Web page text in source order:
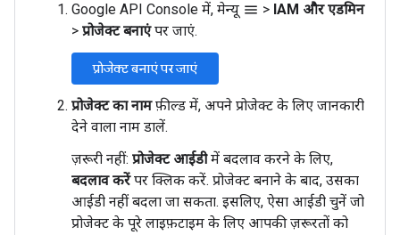
Google API Console में, मेन्यू menu > IAM और एडमिन
> प्रोजेक्ट बनाएंपर जाएं.
प्रोजेक्ट बनाएं पर जाएं
प्रोजेक्ट का नामफ़ील्ड में, अपने प्रोजेक्ट के लिए जानकारी
देने वाला नाम डालें.
ज़रूरी नहीं: प्रोजेक्ट आईडीमें बदलाव करने के लिए,
बदलाव करेंपर क्लिक करें. प्रोजेक्ट बनाने के बाद, उसका
आईडी नहीं बदला जा सकता. इसलिए, ऐसा आईडी चुनें जो
प्रोजेक्ट के पूरे लाइफ़टाइम के लिए आपकी ज़रूरतों को